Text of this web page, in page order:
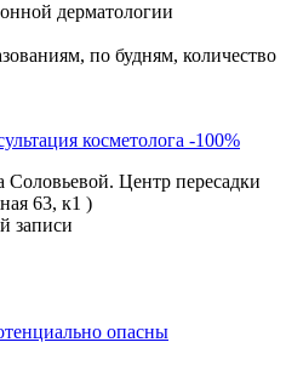
дерматологии
по будням, количество
косметолога -100%
Соловьевой. Центр пересадки
63, к1 )
записи
опасны